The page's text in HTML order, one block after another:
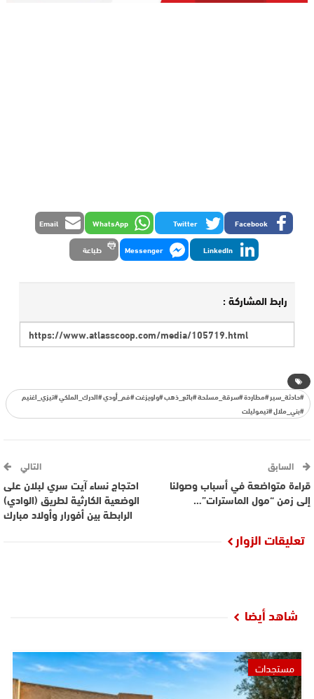
Facebook
Twitter
WhatsApp
Email
LinkedIn
Messenger طباعة
رابط المشاركة :
#حادثة_سير #مطاردة #سرقة_مسلحة #بائع_ذهب #واويزغت #فم_أودي #الدرك_الملكي #تيزي_اغنيم
#بني_ملال #تيموليلت
السابق
قراءة متواضعة في أسباب وصولنا
إلى زمن “مول الماسترات”…
التالي
احتجاج نساء آيت سري لبلان على
الوضعية الكارثية لطريق (الوادي)
الرابطة بين أفورار وأولاد مبارك
تعليقات الزوار
شاهد أيضا
مستجدات